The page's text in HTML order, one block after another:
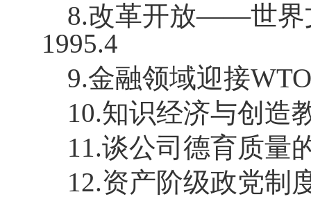
8.改革开放——世界
1995.4
9.金融领域迎接WTO
10.知识经济与创造
11.谈公司德育质量
12.资产阶级政党制